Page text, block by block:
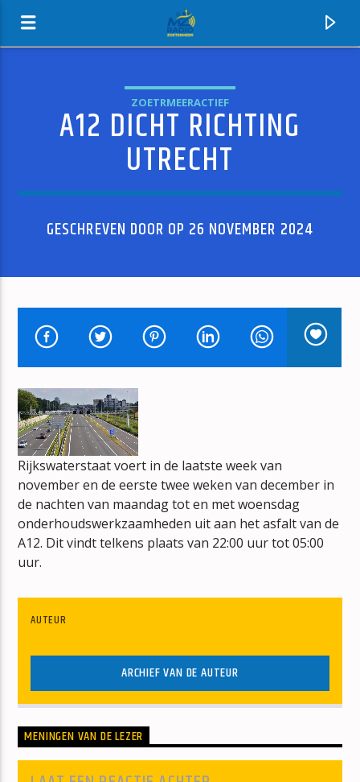
MZ-RADIO
HUIDIG NUMMER
UNDER DI MANGOTREE
MANGO KINGS
mz-radio
ZOETRMEERACTIEF
A12 DICHT RICHTING
UTRECHT
GESCHREVEN DOOR OP 26 NOVEMBER 2024
Rijkswaterstaat voert in de laatste week van
november en de eerste twee weken van december in
de nachten van maandag tot en met woensdag
onderhoudswerkzaamheden uit aan het asfalt van de
A12. Dit vindt telkens plaats van 22:00 uur tot 05:00
uur.
AUTEUR
ARCHIEF VAN DE AUTEUR
MENINGEN VAN DE LEZER